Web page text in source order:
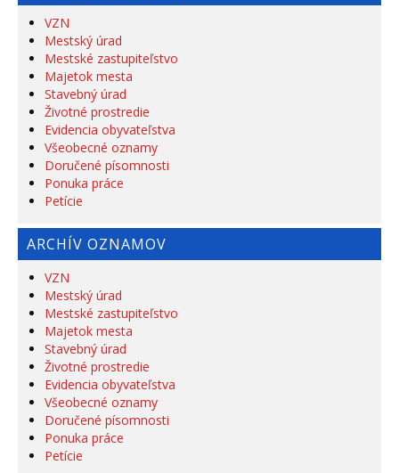
VZN
Mestský úrad
Mestské zastupiteľstvo
Majetok mesta
Stavebný úrad
Životné prostredie
Evidencia obyvateľstva
Všeobecné oznamy
Doručené písomnosti
Ponuka práce
Petície
ARCHÍV OZNAMOV
VZN
Mestský úrad
Mestské zastupiteľstvo
Majetok mesta
Stavebný úrad
Životné prostredie
Evidencia obyvateľstva
Všeobecné oznamy
Doručené písomnosti
Ponuka práce
Petície